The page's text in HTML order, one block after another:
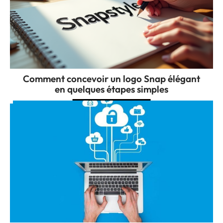
Comment concevoir un logo Snap élégant
en quelques étapes simples